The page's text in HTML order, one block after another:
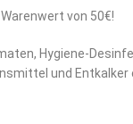
von 50€!
Hygiene-
und